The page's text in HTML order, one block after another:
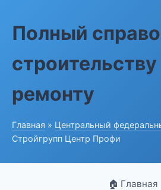
Полный
строительству
ремонту
Главная » Центральный
Стройгрупп Центр Профи
🏠 Главная